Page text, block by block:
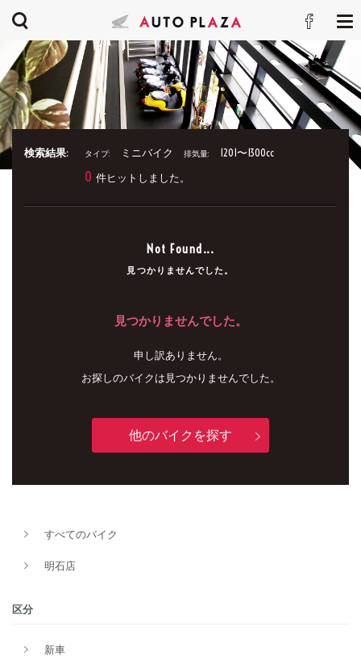
検索結果: タイプ: ミニバイク 排気量: 1201〜1300cc
0 件ヒットしました。
Not Found...
見つかりませんでした。
見つかりませんでした。
申し訳ありません。
お探しのバイクは見つかりませんでした。
他のバイクを探す
すべてのバイク
明石店
区分
新車
タイプ